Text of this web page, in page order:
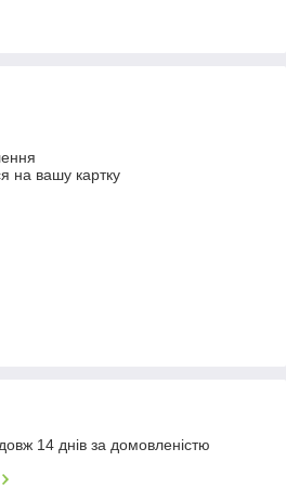
на вашу картку
14 днів за домовленістю